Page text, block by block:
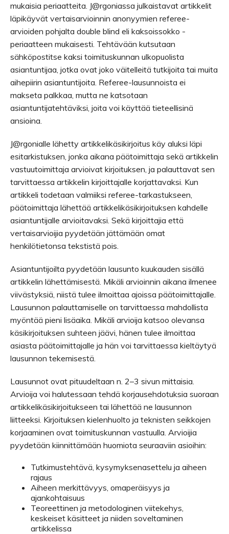
mukaisia periaatteita. J@rgoniassa julkaistavat artikkelit
läpikäyvät vertaisarvioinnin anonyymien referee-
arvioiden pohjalta double blind eli kaksoissokko -
periaatteen mukaisesti. Tehtävään kutsutaan
sähköpostitse kaksi toimituskunnan ulkopuolista
asiantuntijaa, jotka ovat joko väitelleitä tutkijoita tai muita
aihepiirin asiantuntijoita. Referee-lausunnoista ei
makseta palkkaa, mutta ne katsotaan
asiantuntijatehtäviksi, joita voi käyttää tieteellisinä
ansioina.
J@rgonialle lähetty artikkelikäsikirjoitus käy aluksi läpi
esitarkistuksen, jonka aikana päätoimittaja sekä artikkelin
vastuutoimittaja arvioivat kirjoituksen, ja palauttavat sen
tarvittaessa artikkelin kirjoittajalle korjattavaksi. Kun
artikkeli todetaan valmiiksi referee-tarkastukseen,
päätoimittaja lähettää artikkelikäsikirjoituksen kahdelle
asiantuntijalle arvioitavaksi. Sekä kirjoittajia että
vertaisarvioijia pyydetään jättämään omat
henkilötietonsa tekstistä pois.
Asiantuntijoilta pyydetään lausunto kuukauden sisällä
artikkelin lähettämisestä. Mikäli arvioinnin aikana ilmenee
viivästyksiä, niistä tulee ilmoittaa ajoissa päätoimittajalle.
Lausunnon palauttamiselle on tarvittaessa mahdollista
myöntää pieni lisäaika. Mikäli arvioija katsoo olevansa
käsikirjoituksen suhteen jäävi, hänen tulee ilmoittaa
asiasta päätoimittajalle ja hän voi tarvittaessa kieltäytyä
lausunnon tekemisestä.
Lausunnot ovat pituudeltaan n. 2–3 sivun mittaisia.
Arvioija voi halutessaan tehdä korjausehdotuksia suoraan
artikkelikäsikirjoitukseen tai lähettää ne lausunnon
liitteeksi. Kirjoituksen kielenhuolto ja teknisten seikkojen
korjaaminen ovat toimituskunnan vastuulla. Arvioijia
pyydetään kiinnittämään huomiota seuraaviin asioihin:
Tutkimustehtävä, kysymyksenasettelu ja aiheen
rajaus
Aiheen merkittävyys, omaperäisyys ja
ajankohtaisuus
Teoreettinen ja metodologinen viitekehys,
keskeiset käsitteet ja niiden soveltaminen
artikkelissa